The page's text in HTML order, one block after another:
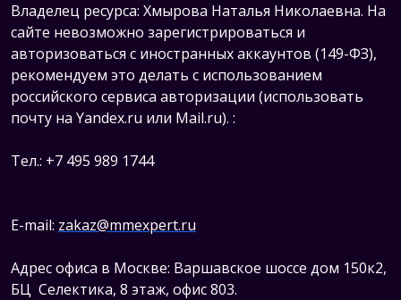
Владелец ресурса: Хмырова Наталья Николаевна. На
сайте невозможно зарегистрироваться и
авторизоваться с иностранных аккаунтов (149-ФЗ),
рекомендуем это делать с использованием
российского сервиса авторизации (использовать
почту на Yandex.ru или Mail.ru). :
Тел.: +7 495 989 1744
E-mail: zakaz@mmexpert.ru
Адрес офиса в Москве: Варшавское шоссе дом 150к2,
БЦ Селектика, 8 этаж, офис 803.